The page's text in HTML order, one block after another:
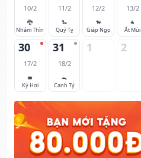
10/2
🐉
Nhâm Thìn
11/2
🐍
Quý Tỵ
12/2
🐎
Giáp Ngọ
13/2
🐐
Ất Mùi
30
17/2
🐖
Kỷ Hợi
31
18/2
🐀
Canh Tý
1 2